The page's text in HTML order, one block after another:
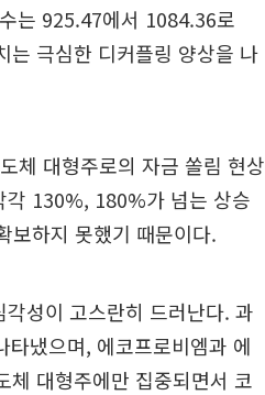
는 925.47에서 1084.36로
는 극심한 디커플링 양상을 나
체 대형주로의 자금 쏠림 현상
각 130%, 180%가 넘는 상승
보하지 못했기 때문이다.
성이 고스란히 드러난다. 과
냈으며, 에코프로비엠과 에
대형주에만 집중되면서 코